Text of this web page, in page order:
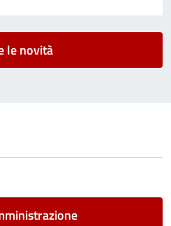
le novità